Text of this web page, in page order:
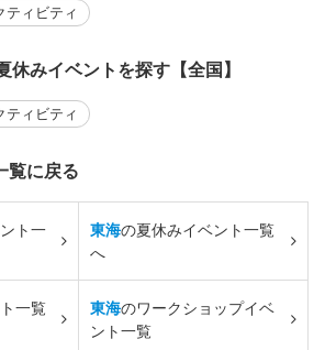
ティビティ
休みイベントを探す【全国】
ティビティ
覧に戻る
ト一
東海の夏休みイベント一覧
へ
一覧
東海のワークショップイベ
ント一覧